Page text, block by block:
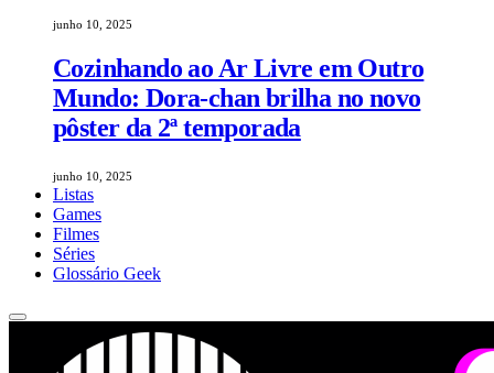
junho 10, 2025
Cozinhando ao Ar Livre em Outro
Mundo: Dora-chan brilha no novo
pôster da 2ª temporada
junho 10, 2025
Listas
Games
Filmes
Séries
Glossário Geek